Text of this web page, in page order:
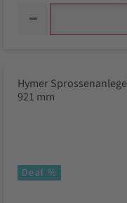
Hymer
921 mm
Deal %